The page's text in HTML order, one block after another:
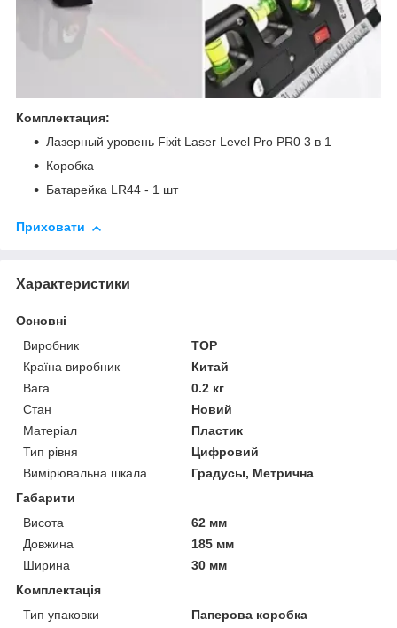
Комплектация:
Лазерный уровень Fixit Laser Level Pro PR0 3 в 1
Коробка
Батарейка LR44 - 1 шт
Приховати
Характеристики
Основні
Виробник
TOP
Країна виробник
Китай
Вага
0.2 кг
Стан
Новий
Матеріал
Пластик
Тип рівня
Цифровий
Вимірювальна шкала
Градусы, Метрична
Габарити
Висота
62 мм
Довжина
185 мм
Ширина
30 мм
Комплектація
Тип упаковки
Паперова коробка